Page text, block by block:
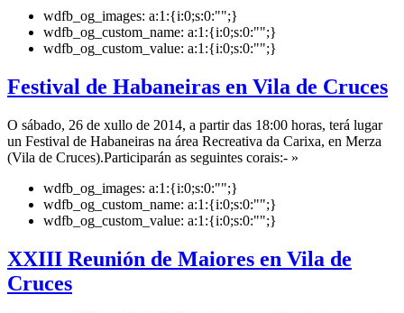
wdfb_og_images: a:1:{i:0;s:0:"";}
wdfb_og_custom_name: a:1:{i:0;s:0:"";}
wdfb_og_custom_value: a:1:{i:0;s:0:"";}
Festival de Habaneiras en Vila de Cruces
O sábado, 26 de xullo de 2014, a partir das 18:00 horas, terá lugar
un Festival de Habaneiras na área Recreativa da Carixa, en Merza
(Vila de Cruces).Participarán as seguintes corais:- »
wdfb_og_images: a:1:{i:0;s:0:"";}
wdfb_og_custom_name: a:1:{i:0;s:0:"";}
wdfb_og_custom_value: a:1:{i:0;s:0:"";}
XXIII Reunión de Maiores en Vila de
Cruces